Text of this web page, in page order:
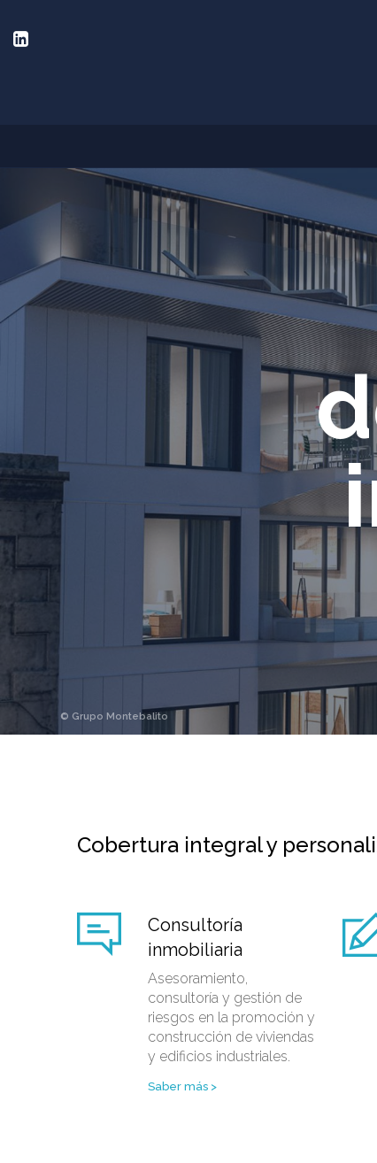
Cobertura integral y
Consultoría
inmobiliaria
Asesoramiento,
consultoría y gestión de
riesgos en la promoción y
construcción de viviendas
y edificios industriales.
Saber más >